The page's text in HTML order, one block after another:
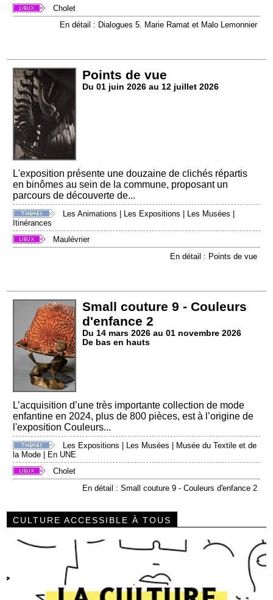
Cholet
En détail : Dialogues 5. Marie Ramat et Malo Lemonnier
Points de vue
Du 01 juin 2026 au 12 juillet 2026
L'exposition présente une douzaine de clichés répartis
en binômes au sein de la commune, proposant un
parcours de découverte de...
Les Animations Les Expositions Les Musées
Itinérances
Maulévrier
En détail : Points de vue
Small couture 9 - Couleurs
d'enfance 2
Du 14 mars 2026 au 01 novembre 2026
De bas en hauts
L’acquisition d’une très importante collection de mode
enfantine en 2024, plus de 800 pièces, est à l’origine de
l'exposition Couleurs...
Les Expositions | Les Musées | Musée du Textile et de
la Mode | En UNE
Cholet
En détail : Small couture 9 - Couleurs d'enfance 2
CULTURE ACCESSIBLE À TOUS